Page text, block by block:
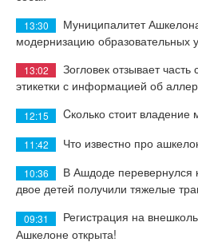
13:30
Муниципалитет
модернизацию образовательных
13:02
Зогловек отзывает часть
этикетки с информацией об
12:15 Cколько стоит
11:42 Что известно про
10:36
В Ашдоде перевернулся
двое детей получили тяжелые
09:31
Регистрация на
Ашкелоне открыта!